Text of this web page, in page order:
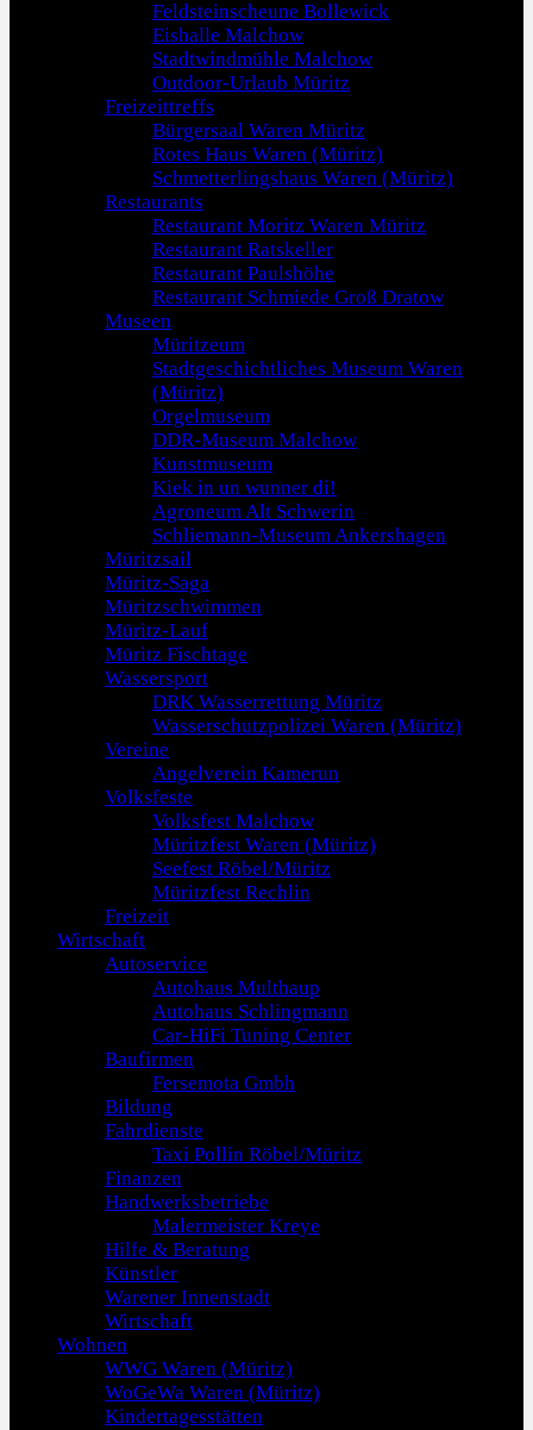
Feldsteinscheune Bollewick
Eishalle Malchow
Stadtwindmühle Malchow
Outdoor-Urlaub Müritz
Freizeittreffs
Bürgersaal Waren Müritz
Rotes Haus Waren (Müritz)
Schmetterlingshaus Waren (Müritz)
Restaurants
Restaurant Moritz Waren Müritz
Restaurant Ratskeller
Restaurant Paulshöhe
Restaurant Schmiede Groß Dratow
Museen
Müritzeum
Stadtgeschichtliches Museum Waren
(Müritz)
Orgelmuseum
DDR-Museum Malchow
Kunstmuseum
Kiek in un wunner di!
Agroneum Alt Schwerin
Schliemann-Museum Ankershagen
Müritzsail
Müritz-Saga
Müritzschwimmen
Müritz-Lauf
Müritz Fischtage
Wassersport
DRK Wasserrettung Müritz
Wasserschutzpolizei Waren (Müritz)
Vereine
Angelverein Kamerun
Volksfeste
Volksfest Malchow
Müritzfest Waren (Müritz)
Seefest Röbel/Müritz
Müritzfest Rechlin
Freizeit
Wirtschaft
Autoservice
Autohaus Multhaup
Autohaus Schlingmann
Car-HiFi Tuning Center
Baufirmen
Fersemota Gmbh
Bildung
Fahrdienste
Taxi Pollin Röbel/Müritz
Finanzen
Handwerksbetriebe
Malermeister Kreye
Hilfe & Beratung
Künstler
Warener Innenstadt
Wirtschaft
Wohnen
WWG Waren (Müritz)
WoGeWa Waren (Müritz)
Kindertagesstätten